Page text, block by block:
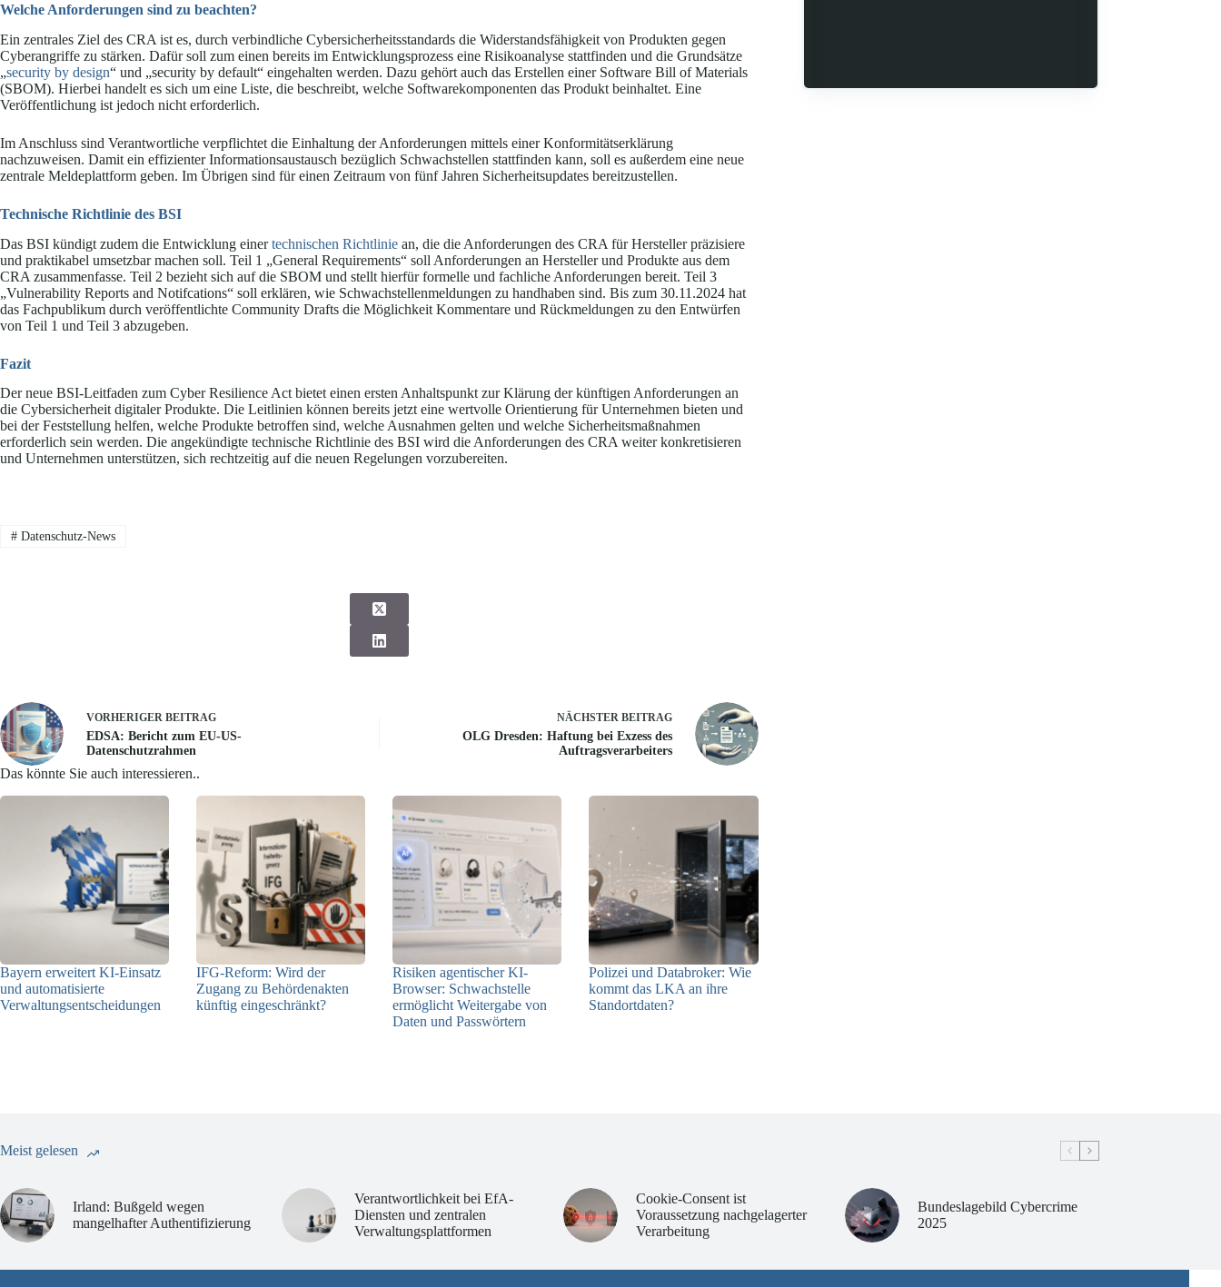
Welche Anforderungen sind zu beachten?
Ein zentrales Ziel des CRA ist es, durch verbindliche Cybersicherheitsstandards die Widerstandsfähigkeit von Produkten gegen
Cyberangriffe zu stärken. Dafür soll zum einen bereits im Entwicklungsprozess eine Risikoanalyse stattfinden und die Grundsätze
„security by design“ und „security by default“ eingehalten werden. Dazu gehört auch das Erstellen einer Software Bill of Materials
(SBOM). Hierbei handelt es sich um eine Liste, die beschreibt, welche Softwarekomponenten das Produkt beinhaltet. Eine
Veröffentlichung ist jedoch nicht erforderlich.
Im Anschluss sind Verantwortliche verpflichtet die Einhaltung der Anforderungen mittels einer Konformitätserklärung
nachzuweisen. Damit ein effizienter Informationsaustausch bezüglich Schwachstellen stattfinden kann, soll es außerdem eine neue
zentrale Meldeplattform geben. Im Übrigen sind für einen Zeitraum von fünf Jahren Sicherheitsupdates bereitzustellen.
Technische Richtlinie des BSI
Das BSI kündigt zudem die Entwicklung einertechnischen Richtlinie an, die die Anforderungen des CRA für Hersteller präzisiere
und praktikabel umsetzbar machen soll. Teil 1 „General Requirements“ soll Anforderungen an Hersteller und Produkte aus dem
CRA zusammenfasse. Teil 2 bezieht sich auf die SBOM und stellt hierfür formelle und fachliche Anforderungen bereit. Teil 3
„Vulnerability Reports and Notifcations“ soll erklären, wie Schwachstellenmeldungen zu handhaben sind. Bis zum 30.11.2024 hat
das Fachpublikum durch veröffentlichte Community Drafts die Möglichkeit Kommentare und Rückmeldungen zu den Entwürfen
von Teil 1 und Teil 3 abzugeben.
Fazit
Der neue BSI-Leitfaden zum Cyber Resilience Act bietet einen ersten Anhaltspunkt zur Klärung der künftigen Anforderungen an
die Cybersicherheit digitaler Produkte. Die Leitlinien können bereits jetzt eine wertvolle Orientierung für Unternehmen bieten und
bei der Feststellung helfen, welche Produkte betroffen sind, welche Ausnahmen gelten und welche Sicherheitsmaßnahmen
erforderlich sein werden. Die angekündigte technische Richtlinie des BSI wird die Anforderungen des CRA weiter konkretisieren
und Unternehmen unterstützen, sich rechtzeitig auf die neuen Regelungen vorzubereiten.
#Datenschutz-News
VORHERIGER BEITRAG
EDSA: Bericht zum EU-US-
Datenschutzrahmen
NÄCHSTER BEITRAG
OLG Dresden: Haftung bei Exzess des
Auftragsverarbeiters
Das könnte Sie auch interessieren..
Bayern erweitert KI-Einsatz
und automatisierte
Verwaltungsentscheidungen
IFG-Reform: Wird der
Zugang zu Behördenakten
künftig eingeschränkt?
Risiken agentischer KI-
Browser: Schwachstelle
ermöglicht Weitergabe von
Daten und Passwörtern
Polizei und Databroker: Wie
kommt das LKA an ihre
Standortdaten?
Meist gelesen
Irland: Bußgeld wegen
mangelhafter Authentifizierung
Verantwortlichkeit bei EfA-
Diensten und zentralen
Verwaltungsplattformen
Cookie-Consent ist
Voraussetzung nachgelagerter
Verarbeitung
Bundeslagebild Cybercrime
2025